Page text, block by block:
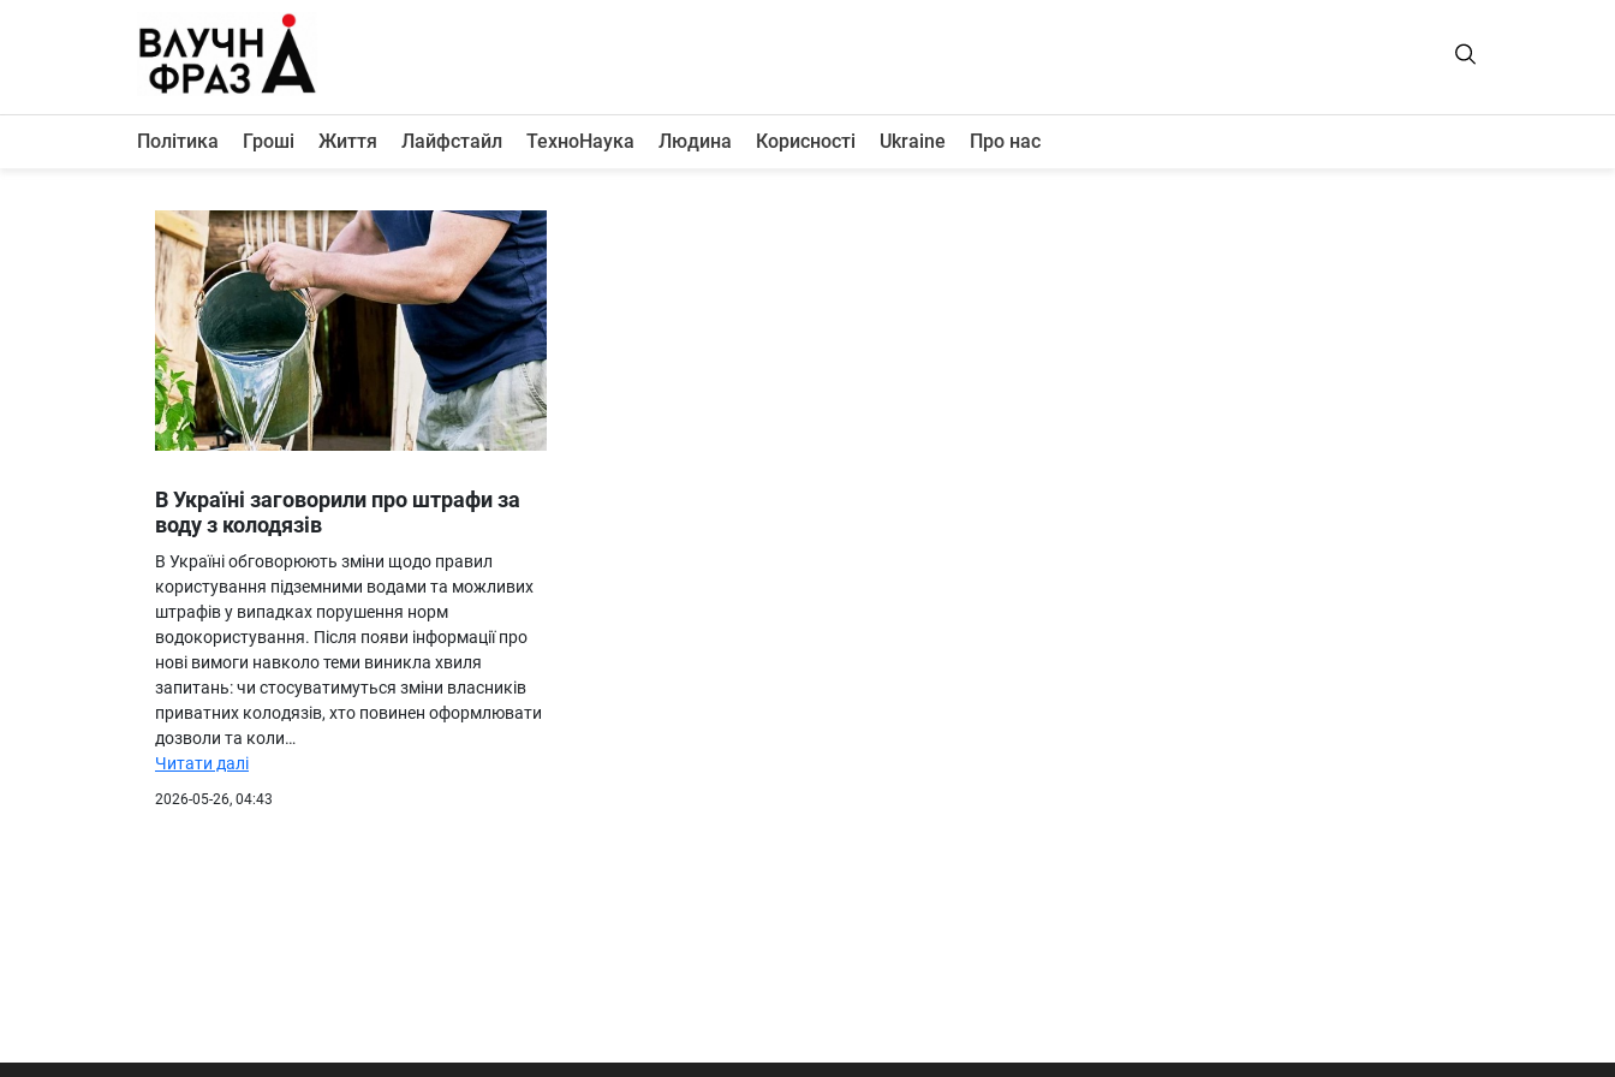
Політика
Життя
Лайфстайл
ТехноНаука
Людина
Корисності
Про нас
Політика Гроші Життя Лайфстайл ТехноНаука Людина Корисності Ukraine Про нас
В Україні заговорили про штрафи за
воду з колодязів
В Україні обговорюють зміни щодо правил
користування підземними водами та можливих
штрафів у випадках порушення норм
водокористування. Після появи інформації про
нові вимоги навколо теми виникла хвиля
запитань: чи стосуватимуться зміни власників
приватних колодязів, хто повинен оформлювати
дозволи та коли…
Читати далі
2026-05-26, 04:43